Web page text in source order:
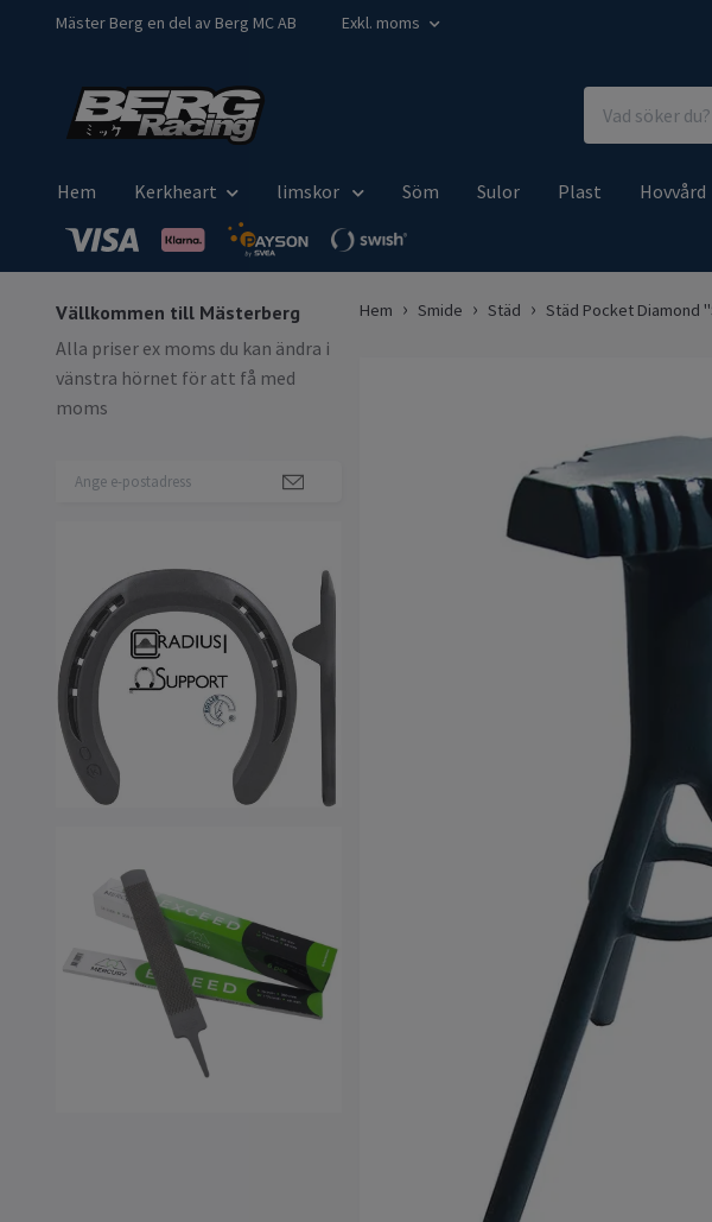
Mäster Berg en del av Berg MC AB Exkl. moms
Hem Kerkheart limskor Söm Sulor Plast Hovvård
Vällkommen till Mästerberg
Alla priser ex moms du kan ändra i
vänstra hörnet för att få med
moms
Hem Smide Städ Städ Pocket Diamond